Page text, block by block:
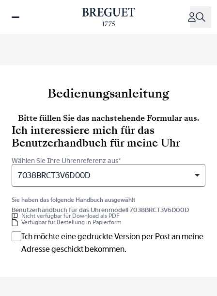
zum
Bedienungsanleitung
Bitte füllen Sie das nachstehende Formular aus.
Ich interessiere mich für das
Benutzerhandbuch für meine Uhr
Wählen Sie Ihre Uhrenreferenz aus*
7038BRCT3V6D00D
Sie haben das folgende Handbuch ausgewählt
Benutzerhandbuch für das Uhrenmodell 7038BRCT3V6D00D
Nicht verfügbar für Download als PDF
Verfügbar für Bestellung in Papierform
Ich möchte eine gedruckte Version per Post an meine
Adresse geschickt bekommen.